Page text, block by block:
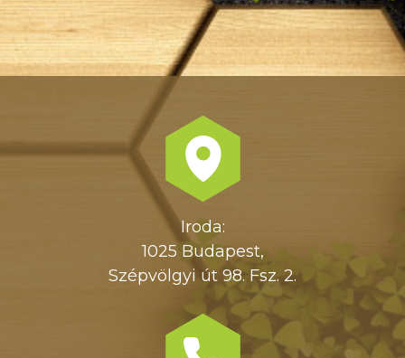
Iroda:
1025 Budapest,
Szépvölgyi út 98. Fsz. 2.